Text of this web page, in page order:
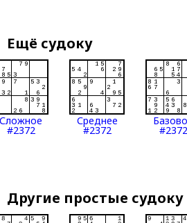
Ещё судоку
Сложное
#2372
Среднее
#2372 #2372
Другие простые судоку